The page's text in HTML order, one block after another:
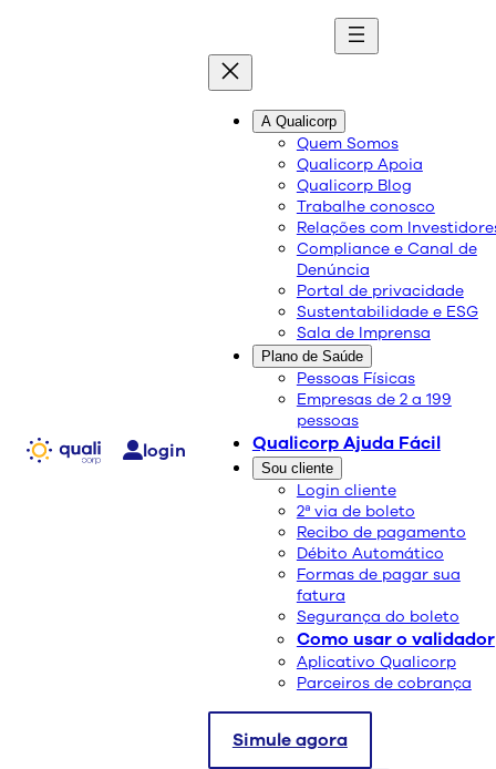
login
A Qualicorp
Quem Somos
Qualicorp Apoia
Qualicorp Blog
Trabalhe conosco
Relações com
Compliance e Canal de
Denúncia
Portal de privacidade
Sustentabilidade e ESG
Sala de Imprensa
Plano de Saúde
Pessoas Físicas
Empresas de 2 a 199
pessoas
Qualicorp Ajuda Fácil
Sou cliente
Login cliente
2ª via de boleto
Recibo de pagamento
Débito Automático
Formas de pagar sua
fatura
Segurança do boleto
Como usar o validador
Aplicativo Qualicorp
Parceiros de cobrança
Simule agora
blog
Conteúdo de qualidade e as melhores soluções
Novembro Dourado e o
câncer infantojuvenil: o
caminho da esperança
começa com informação.
Saúde e Bem-Estar
Tudo sobre planos de saúde e bem-estar | Blog Qualicorp